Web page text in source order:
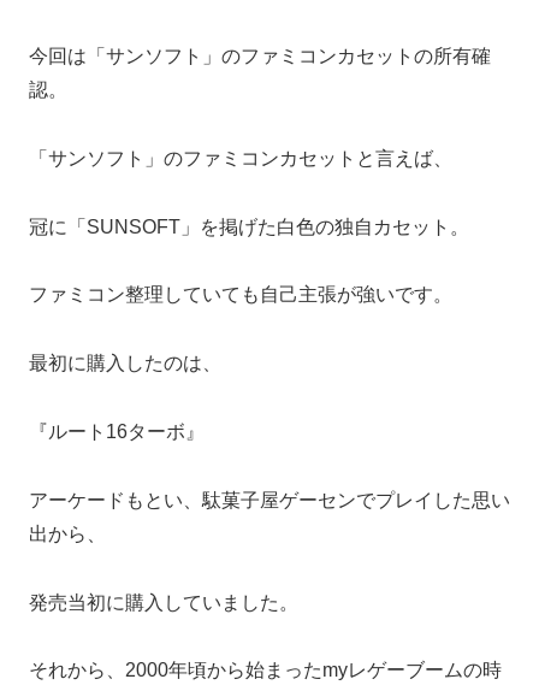
今回は「サンソフト」のファミコンカセットの所有確
認。
「サンソフト」のファミコンカセットと言えば、
冠に「SUNSOFT」を掲げた白色の独自カセット。
ファミコン整理していても自己主張が強いです。
最初に購入したのは、
『ルート16ターボ』
アーケードもとい、駄菓子屋ゲーセンでプレイした思い
出から、
発売当初に購入していました。
それから、2000年頃から始まったmyレゲーブームの時